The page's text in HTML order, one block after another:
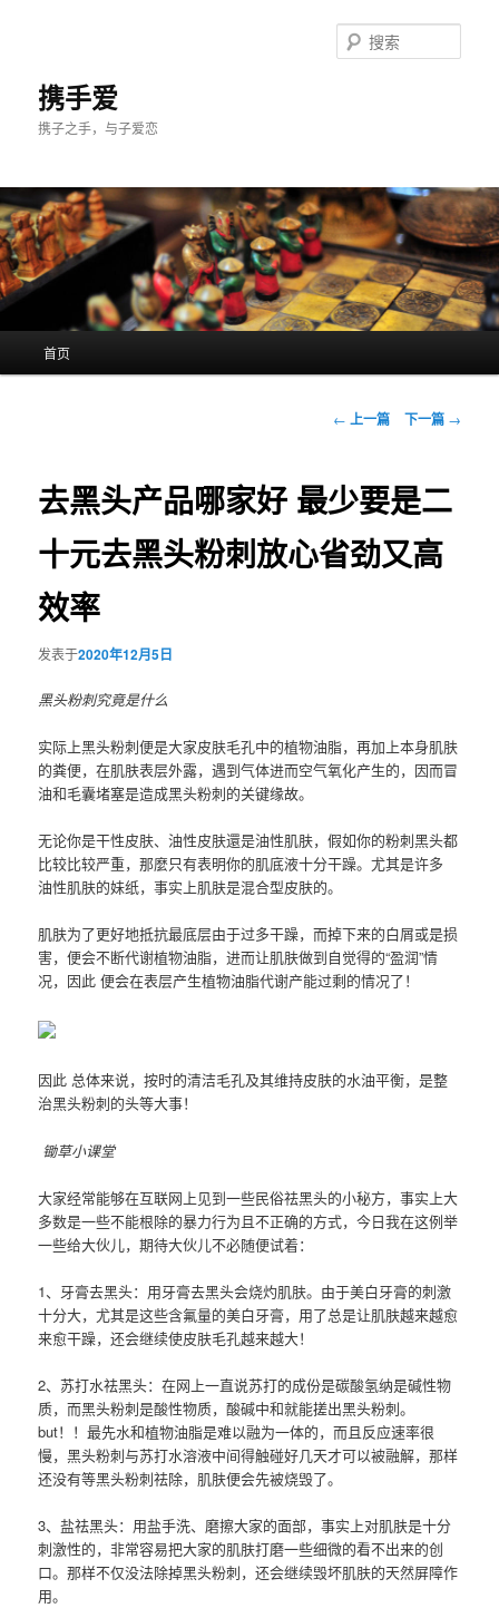
携手爱
携子之手，与子爱恋
索
首页
文
航
← 上一篇 下一篇 →
去黑头产品哪家好 最少要是二
十元去黑头粉刺放心省劲又高
效率
发表于2020年12月5日
黑头粉刺究竟是什么
实际上黑头粉刺便是大家皮肤毛孔中的植物油脂，再加上本身肌肤
的粪便，在肌肤表层外露，遇到气体进而空气氧化产生的，因而冒
油和毛囊堵塞是造成黑头粉刺的关键缘故。
无论你是干性皮肤、油性皮肤還是油性肌肤，假如你的粉刺黑头都
比较比较严重，那麼只有表明你的肌底液十分干躁。尤其是许多
油性肌肤的妹纸，事实上肌肤是混合型皮肤的。
肌肤为了更好地抵抗最底层由于过多干躁，而掉下来的白屑或是损
害，便会不断代谢植物油脂，进而让肌肤做到自觉得的“盈润”情
况，因此 便会在表层产生植物油脂代谢产能过剩的情况了！
因此 总体来说，按时的清洁毛孔及其维持皮肤的水油平衡，是整
治黑头粉刺的头等大事！
锄草小课堂
大家经常能够在互联网上见到一些民俗祛黑头的小秘方，事实上大
多数是一些不能根除的暴力行为且不正确的方式，今日我在这例举
一些给大伙儿，期待大伙儿不必随便试着：
1、牙膏去黑头：用牙膏去黑头会烧灼肌肤。由于美白牙膏的刺激
十分大，尤其是这些含氟量的美白牙膏，用了总是让肌肤越来越愈
来愈干躁，还会继续使皮肤毛孔越来越大！
2、苏打水祛黑头：在网上一直说苏打的成份是碳酸氢纳是碱性物
质，而黑头粉刺是酸性物质，酸碱中和就能搓出黑头粉刺。
but！！最先水和植物油脂是难以融为一体的，而且反应速率很
慢，黑头粉刺与苏打水溶液中间得触碰好几天才可以被融解，那样
还没有等黑头粉刺祛除，肌肤便会先被烧毁了。
3、盐祛黑头：用盐手洗、磨擦大家的面部，事实上对肌肤是十分
刺激性的，非常容易把大家的肌肤打磨一些细微的看不出来的创
口。那样不仅没法除掉黑头粉刺，还会继续毁坏肌肤的天然屏障作
用。